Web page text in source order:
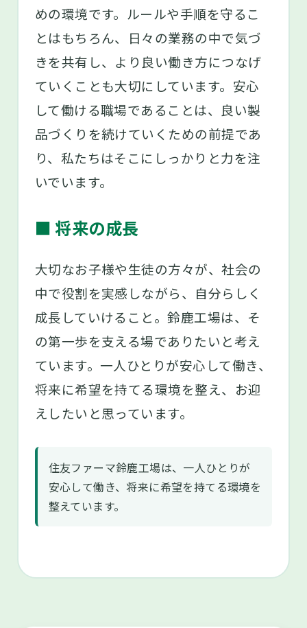
めの環境です。ルールや手順を守るこ
とはもちろん、日々の業務の中で気づ
きを共有し、より良い働き方につなげ
ていくことも大切にしています。安心
して働ける職場であることは、良い製
品づくりを続けていくための前提であ
り、私たちはそこにしっかりと力を注
いでいます。
■ 将来の成長
大切なお子様や生徒の方々が、社会の
中で役割を実感しながら、自分らしく
成長していけること。鈴鹿工場は、そ
の第一歩を支える場でありたいと考え
ています。一人ひとりが安心して働き、
将来に希望を持てる環境を整え、お迎
えしたいと思っています。
住友ファーマ鈴鹿工場は、一人ひとりが
安心して働き、将来に希望を持てる環境を
整えています。